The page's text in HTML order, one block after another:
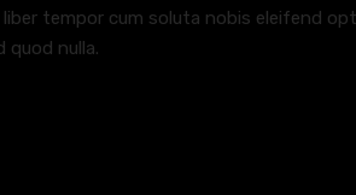
tempor cum soluta nobis eleifend
quod nulla.